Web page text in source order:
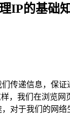
IP的基础
传递信息，保
，我们在浏览
对于我们的网络